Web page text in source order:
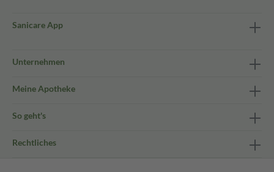
Sanicare App
Unternehmen
Meine Apotheke
So geht's
Rechtliches